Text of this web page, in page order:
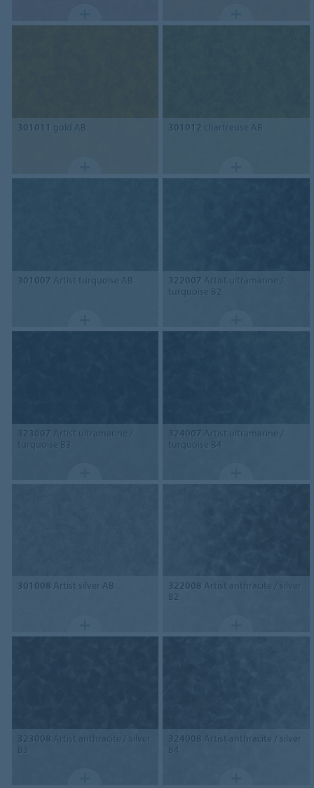
301011 gold AB 301012 chartreuse AB
301007 Artist turquoise AB 322007 Artist ultramarine /
turquoise B2
323007 Artist ultramarine /
turquoise B3
324007 Artist ultramarine /
turquoise B4
301008 Artist silver AB 322008 Artist anthracite / silver
B2
323008 Artist anthracite / silver
B3
324008 Artist anthracite / silver
B4